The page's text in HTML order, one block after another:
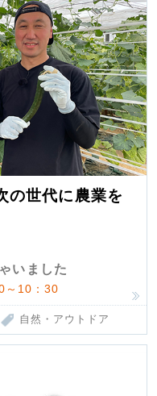
の世代に農業を
いました
～10：30
自然・アウトドア